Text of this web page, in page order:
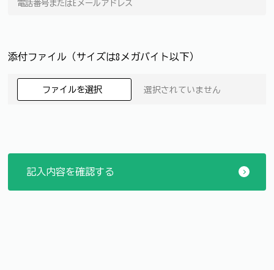
添付ファイル（サイズは8メガバイト以下）
ファイルを選択 選択されていません